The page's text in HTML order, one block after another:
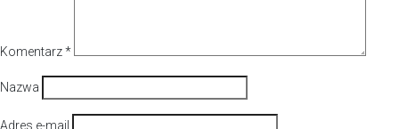
Komentarz*
Nazwa
Adres e-mail